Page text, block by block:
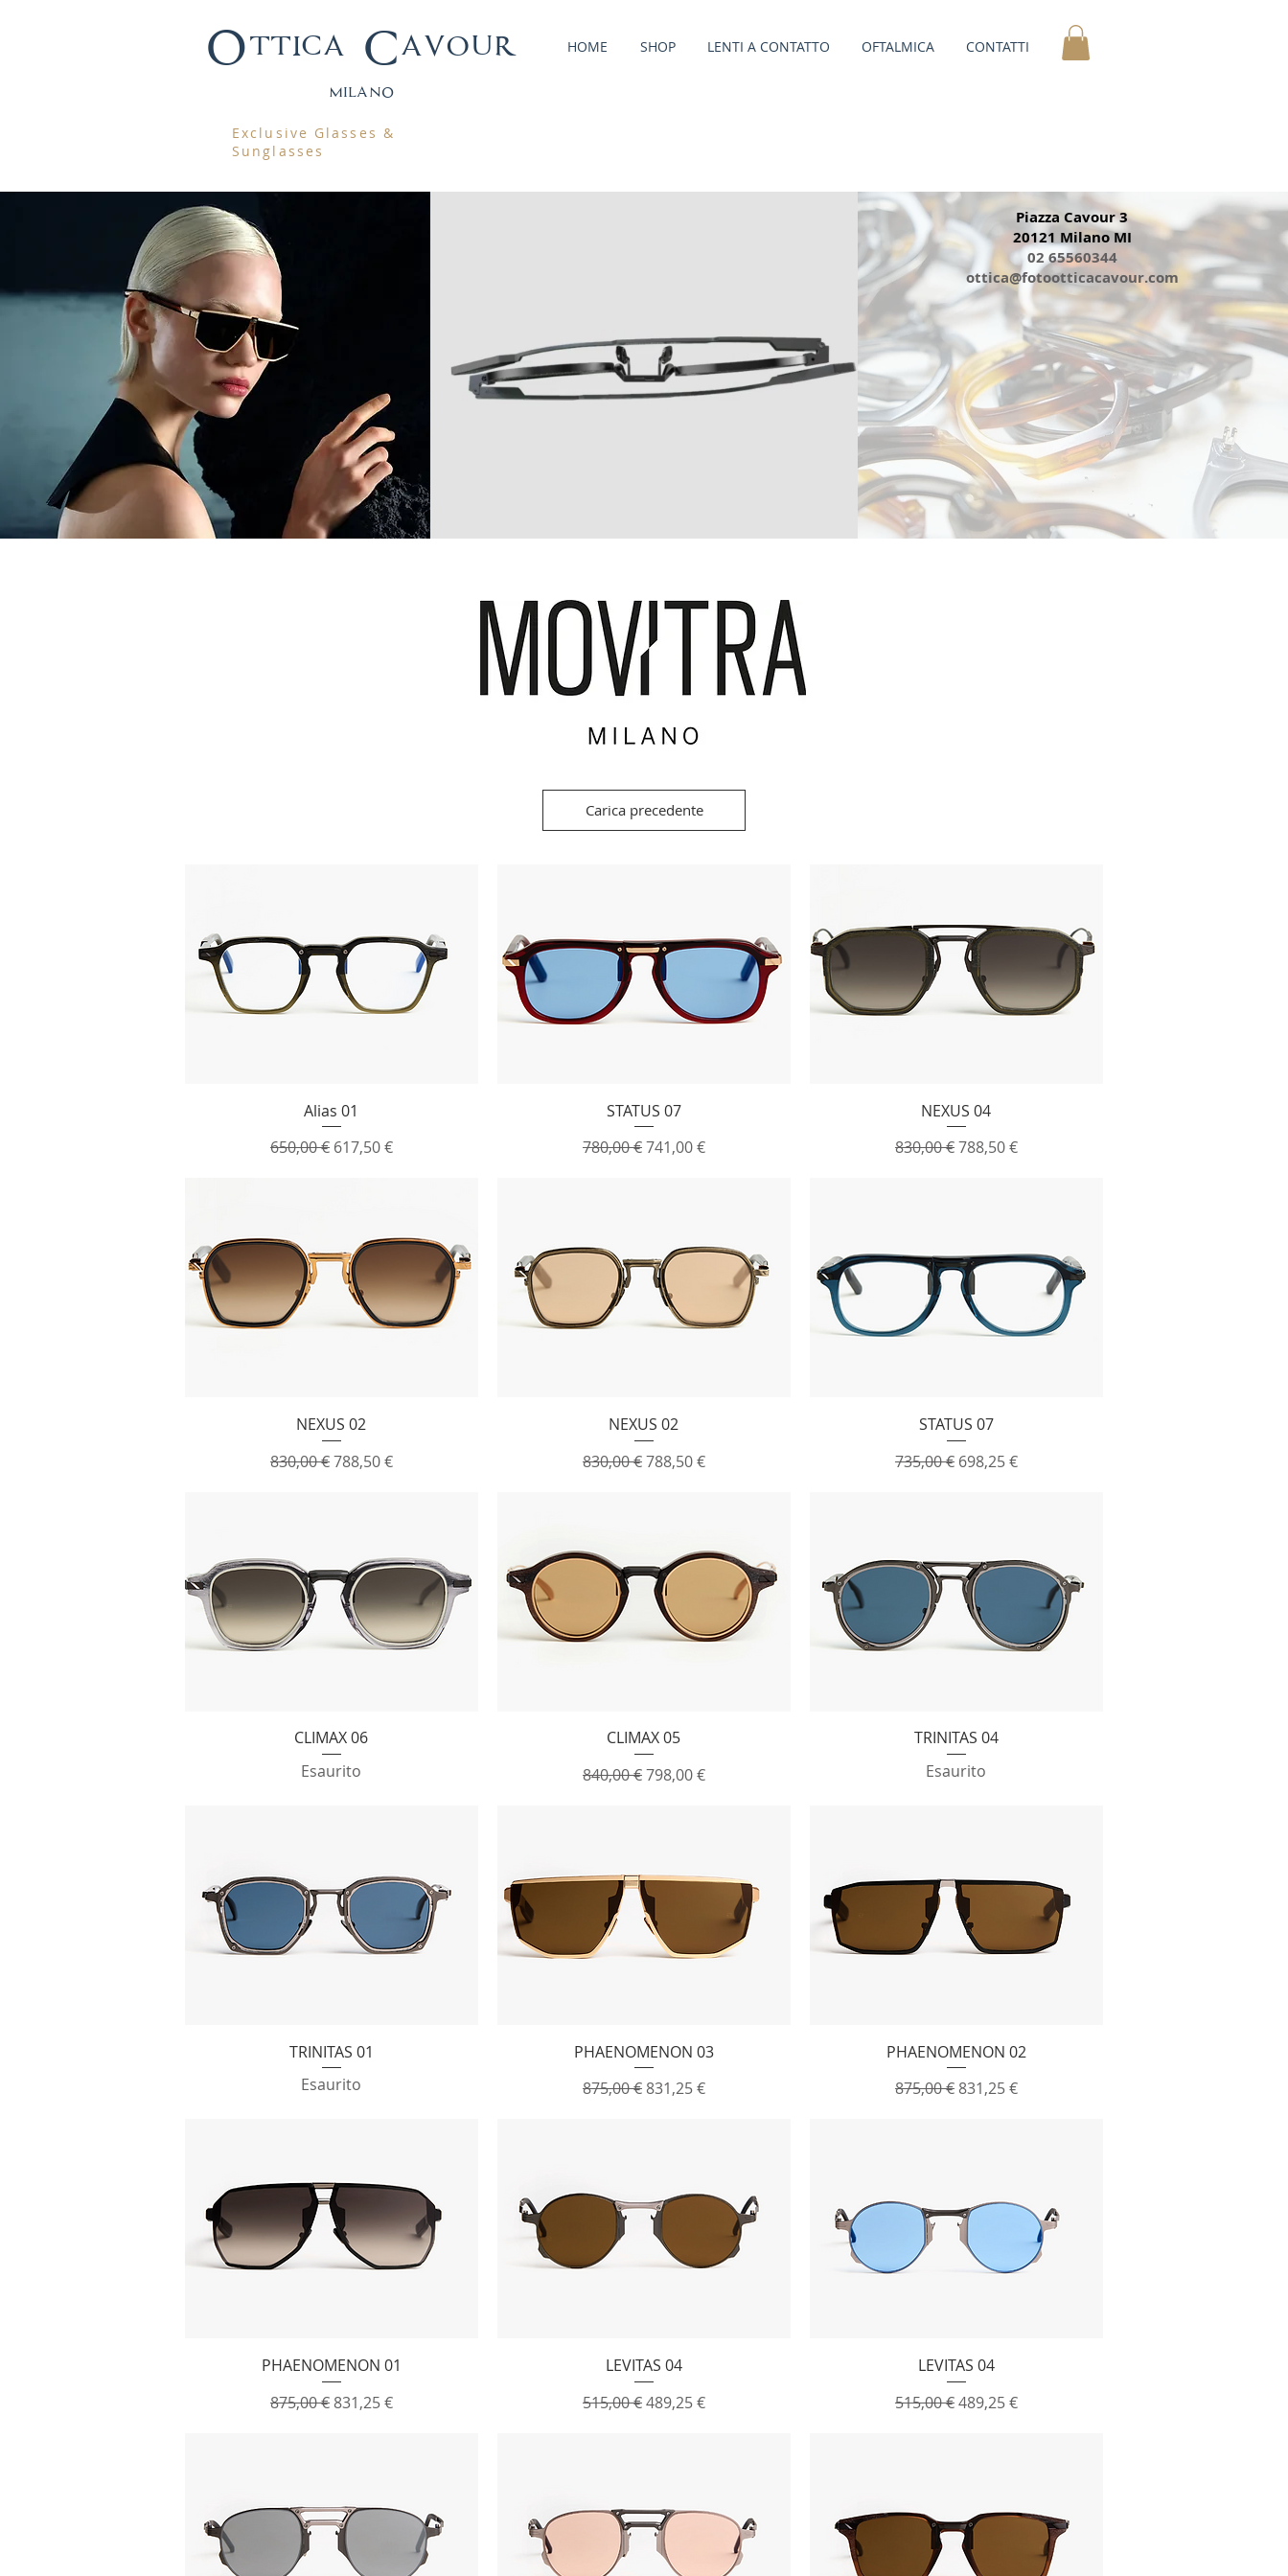
HOME SHOP LENTI A CONTATTO OFTALMICA CONTATTI
Ottica Cavour
milano
Exclusive Glasses &
Sunglasses
Piazza Cavour 3
20121 Milano MI
02 65560344
ottica@fotootticacavour.com
Carica precedente
Vista rapida
Alias 01
Prezzo regolare
650,00 € Prezzo scontato
617,50 €
Vista rapida
STATUS 07
Prezzo regolare
780,00 €Prezzo scontato
741,00 €
Vista rapida
NEXUS 04
Prezzo regolare
830,00 €Prezzo scontato
788,50 €
Vista rapida
NEXUS 02
Prezzo regolare
830,00 €Prezzo scontato
788,50 €
Vista rapida
NEXUS 02
Prezzo regolare
830,00 €Prezzo scontato
788,50 €
Vista rapida
STATUS 07
Prezzo regolare
735,00 € Prezzo scontato
698,25 €
Vista rapida
CLIMAX 06
Esaurito
Vista rapida
CLIMAX 05
Prezzo regolare
840,00 €Prezzo scontato
798,00 €
Vista rapida
TRINITAS 04
Esaurito
Vista rapida
TRINITAS 01
Esaurito
Vista rapida
PHAENOMENON 03
Prezzo regolare
875,00 € Prezzo scontato
831,25 €
Vista rapida
PHAENOMENON 02
Prezzo regolare
875,00 € Prezzo scontato
831,25 €
Vista rapida
PHAENOMENON 01
Prezzo regolare
875,00 € Prezzo scontato
831,25 €
Vista rapida
LEVITAS 04
Prezzo regolare
515,00 €Prezzo scontato
489,25 €
Vista rapida
LEVITAS 04
Prezzo regolare
515,00 €Prezzo scontato
489,25 €